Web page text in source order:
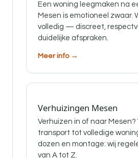
Een woning leegmaken na
Mesen is emotioneel zwaar.
volledig — discreet,
duidelijke afspraken.
Meer info →
Verhuizingen Mesen
Verhuizen in of naar Mesen?
transport tot volledige
dozen en montage: wij
van A tot Z.